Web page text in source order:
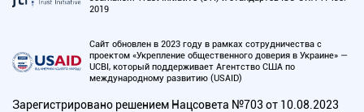
2019
Сайт обновлен в 2023 году в рамках сотрудничества с
проектом «Укрепление общественного доверия в Украине» —
UCBI, который поддерживает Агентство США по
международному развитию (USAID)
Зарегистрировано решением Нацсовета №703 от 10.08.2023